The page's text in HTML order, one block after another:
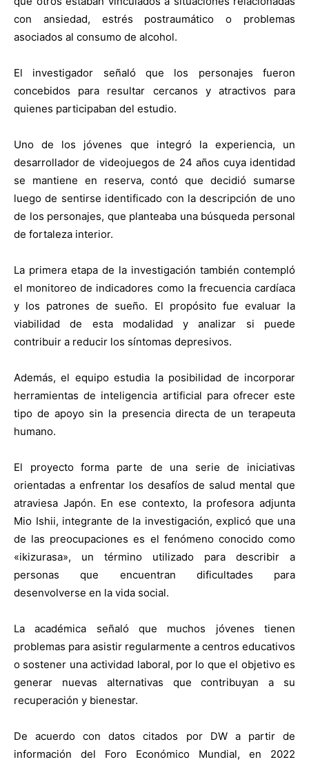
con ansiedad, estrés postraumático o problemas
asociados al consumo de alcohol.
El investigador señaló que los personajes fueron
concebidos para resultar cercanos y atractivos para
quienes participaban del estudio.
Uno de los jóvenes que integró la experiencia, un
desarrollador de videojuegos de 24 años cuya identidad
se mantiene en reserva, contó que decidió sumarse
luego de sentirse identificado con la descripción de uno
de los personajes, que planteaba una búsqueda personal
de fortaleza interior.
La primera etapa de la investigación también contempló
el monitoreo de indicadores como la frecuencia cardíaca
y los patrones de sueño. El propósito fue evaluar la
viabilidad de esta modalidad y analizar si puede
contribuir a reducir los síntomas depresivos.
Además, el equipo estudia la posibilidad de incorporar
herramientas de inteligencia artificial para ofrecer este
tipo de apoyo sin la presencia directa de un terapeuta
humano.
El proyecto forma parte de una serie de iniciativas
orientadas a enfrentar los desafíos de salud mental que
atraviesa Japón. En ese contexto, la profesora adjunta
Mio Ishii, integrante de la investigación, explicó que una
de las preocupaciones es el fenómeno conocido como
«ikizurasa», un término utilizado para describir a
personas que encuentran dificultades para
desenvolverse en la vida social.
La académica señaló que muchos jóvenes tienen
problemas para asistir regularmente a centros educativos
o sostener una actividad laboral, por lo que el objetivo es
generar nuevas alternativas que contribuyan a su
recuperación y bienestar.
De acuerdo con datos citados por DW a partir de
información del Foro Económico Mundial, en 2022